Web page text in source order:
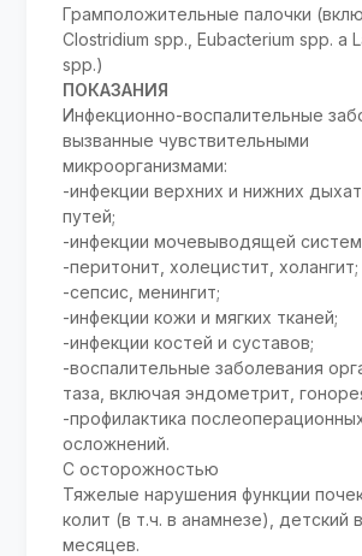
Грамположительные палочки
Clostridium spp., Eubacterium spp. a
spp.)
ПОКАЗАНИЯ
Инфекционно-воспалительные
вызванные чувствительными
микроорганизмами:
-инфекции верхних и нижних
путей;
-инфекции мочевыводящей
-перитонит, холецистит, холангит;
-сепсис, менингит;
-инфекции кожи и мягких тканей;
-инфекции костей и суставов;
-воспалительные заболевания
таза, включая эндометрит,
-профилактика
осложнений.
С осторожностью
Тяжелые нарушения функции
колит (в т.ч. в анамнезе), детский
месяцев.